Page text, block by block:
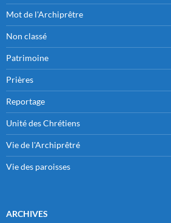
Mot de l'Archiprêtre
Non classé
Patrimoine
Prières
Reportage
Unité des Chrétiens
Vie de l'Archiprêtré
Vie des paroisses
ARCHIVES